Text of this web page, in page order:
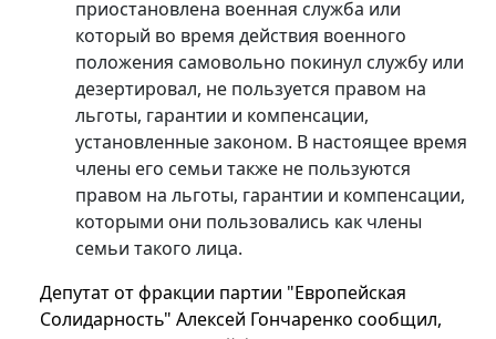
приостановлена ​​военная служба или
который во время действия военного
положения самовольно покинул службу или
дезертировал, не пользуется правом на
льготы, гарантии и компенсации,
установленные законом. В настоящее время
члены его семьи также не пользуются
правом на льготы, гарантии и компенсации,
которыми они пользовались как члены
семьи такого лица.
Депутат от фракции партии "Европейская
Солидарность" Алексей Гончаренко сообщил,